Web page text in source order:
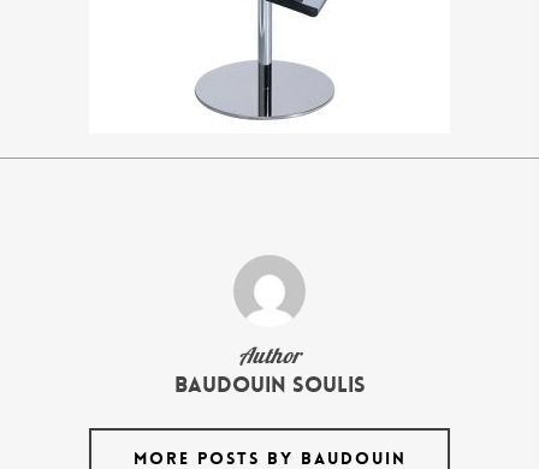
Author
Baudouin Soulis
MORE POSTS BY BAUDOUIN